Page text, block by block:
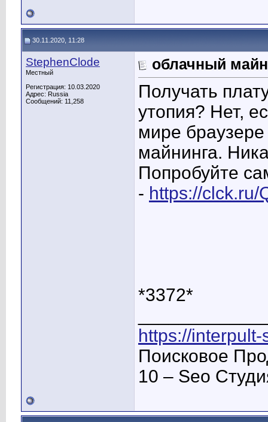
30.11.2020, 11:28
StephenClode
Местный
Регистрация: 10.03.2020
Адрес: Russia
Сообщений: 11,258
облачный
Получать
утопия? Нет,
мире
майнинга.
Попробуйте
- https://clck.ru/
*3372*
https://
Поисковое
10 – Seo